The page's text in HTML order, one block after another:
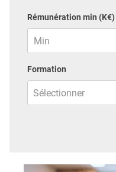
Rémunération min (K€)
Formation